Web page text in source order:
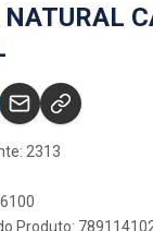
NATURAL
2313
Produto: